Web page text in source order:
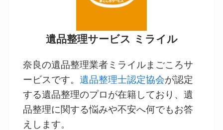
遺品整理サービス ミライル
奈良の遺品整理業者ミライルまごころサ
ービスです。遺品整理士認定協会が認定
する遺品整理のプロが在籍しており、遺
品整理に関する悩みや不安へ何でもお答
えします。